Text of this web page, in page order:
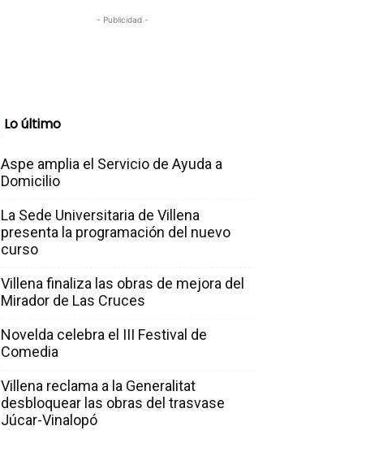
- Publicidad -
Lo último
Aspe amplia el Servicio de Ayuda a
Domicilio
La Sede Universitaria de Villena
presenta la programación del nuevo
curso
Villena finaliza las obras de mejora del
Mirador de Las Cruces
Novelda celebra el III Festival de
Comedia
Villena reclama a la Generalitat
desbloquear las obras del trasvase
Júcar-Vinalopó